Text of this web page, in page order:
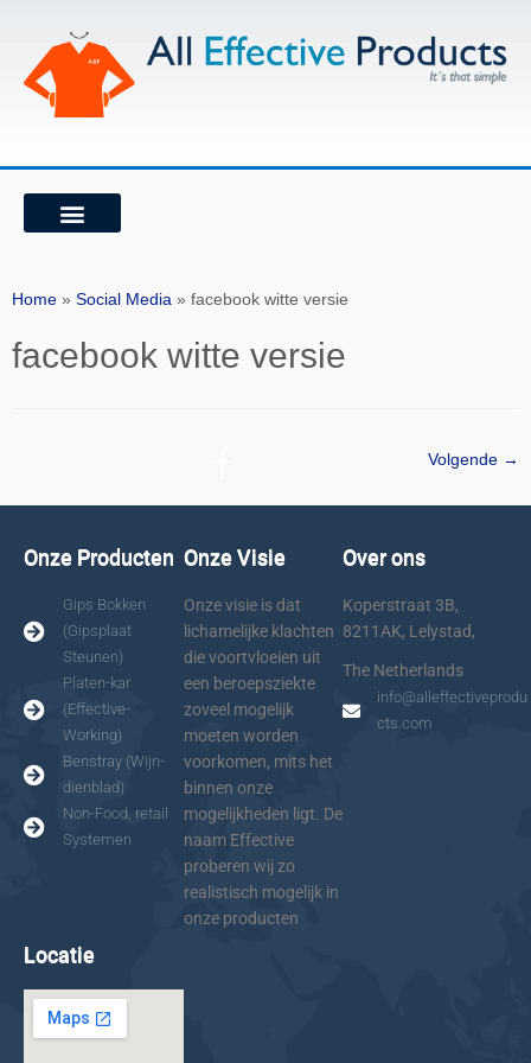
Home » Social Media » facebook witte versie
facebook witte versie
Volgende →
Onze Producten
Gips Bokken
(Gipsplaat
Steunen)
Platen-kar
(Effective-
Working)
Benstray (Wijn-
dienblad)
Non-Food, retail
Systemen
Onze Visie
Onze visie is dat
lichamelijke klachten
die voortvloeien uit
een beroepsziekte
zoveel mogelijk
moeten worden
voorkomen, mits het
binnen onze
mogelijkheden ligt. De
naam Effective
proberen wij zo
realistisch mogelijk in
onze producten
Over ons
Koperstraat 3B,
8211AK, Lelystad,
The Netherlands
info@alleffectiveprodu
cts.com
Locatie